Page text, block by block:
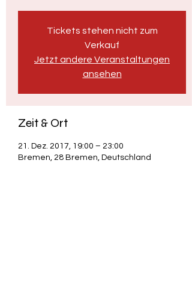
Tickets stehen nicht zum
Verkauf
Jetzt andere Veranstaltungen
ansehen
Zeit & Ort
21. Dez. 2017, 19:00 – 23:00
Bremen, 28 Bremen, Deutschland